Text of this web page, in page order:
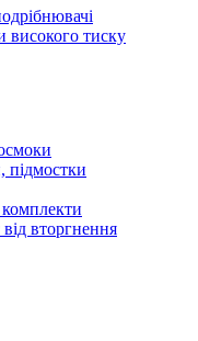
тиску
підмостки
комплекти
від вторгнення